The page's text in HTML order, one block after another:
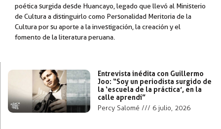
poética surgida desde Huancayo, legado que llevó al Ministerio
de Cultura a distinguirlo como Personalidad Meritoria de la
Cultura por su aporte a la investigación, la creación y el
fomento de la literatura peruana.
Entrevista inédita con Guillermo
Joo: “Soy un periodista surgido de
la ‘escuela de la práctica’, en la
calle aprendí”
Percy Salomé
6 julio, 2026